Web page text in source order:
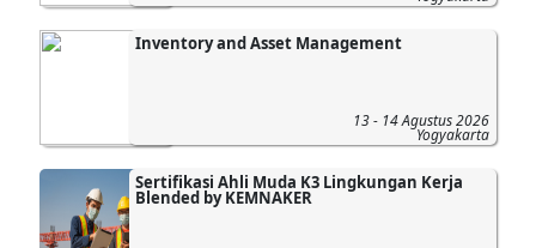
Inventory and Asset Management
13 - 14 Agustus 2026
Yogyakarta
Sertifikasi Ahli Muda K3 Lingkungan Kerja
Blended by KEMNAKER